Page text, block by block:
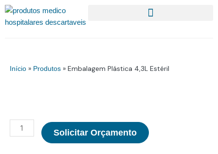
para
Início » Produtos » Embalagem Plástica 4,3L Estéril
Embalagem
Plástica
Solicitar Orçamento